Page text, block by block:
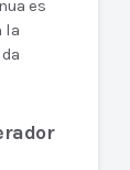
es
la